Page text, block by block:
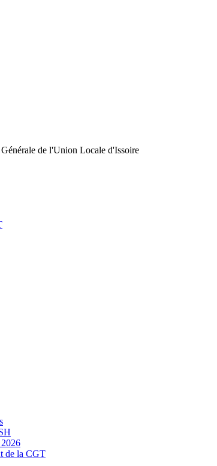
de l'Union Locale d'Issoire
de la CGT